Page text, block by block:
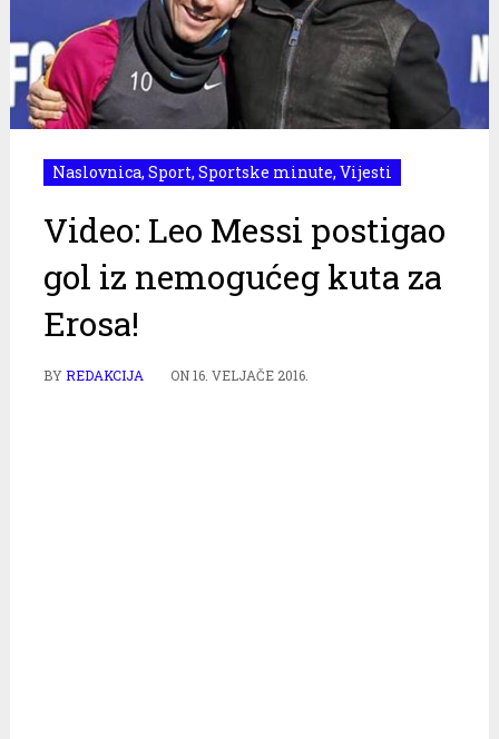
Naslovnica, Sport, Sportske minute, Vijesti
Video: Leo Messi postigao
gol iz nemogućeg kuta za
Erosa!
BYREDAKCIJA ON16. VELJAČE 2016.